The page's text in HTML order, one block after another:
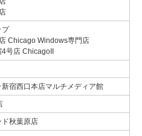
プ
Chicago Windows専門店
号店 ChicagoII
宿西口本店マルチメディア館
ド秋葉原店